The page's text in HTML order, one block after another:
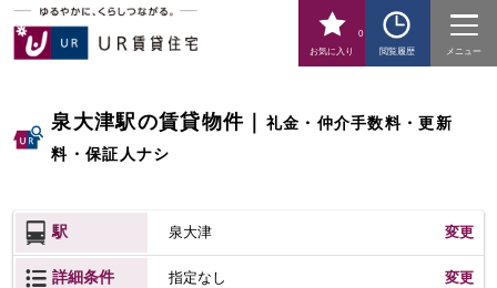
お気に入り
0
閲覧履歴
メニュー
泉大津駅の賃貸物件
礼金・仲介手数料・更新
料・保証人ナシ
駅 泉大津 変更
詳細条件 指定なし 変更